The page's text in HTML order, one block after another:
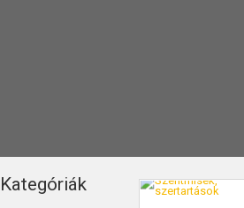
Kategóriák